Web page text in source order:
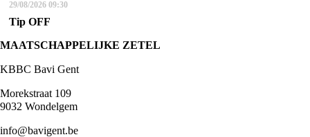
29/08/2026 09:30
Tip OFF
MAATSCHAPPELIJKE ZETEL
KBBC Bavi Gent
Morekstraat 109
9032 Wondelgem
info@bavigent.be